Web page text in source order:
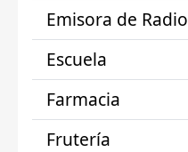
Emisora de Radio
Escuela
Farmacia
Frutería